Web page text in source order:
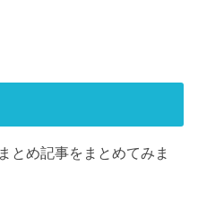
とめ記事をまとめてみま